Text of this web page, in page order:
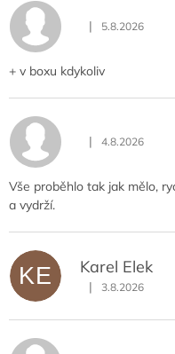
Hodnocení
| 5.8.2026
+ v boxu kdykoliv
Hodnocení
| 4.8.2026
Vše proběhlo tak jak mělo,
a vydrží.
KE Karel Elek
Hodnocení
| 3.8.2026